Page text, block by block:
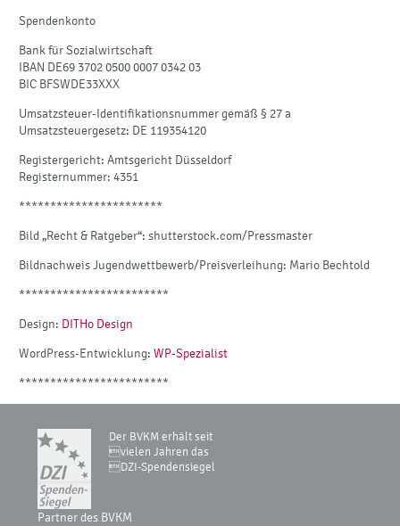
Spendenkonto
Bank für Sozialwirtschaft
IBAN DE69 3702 0500 0007 0342 03
BIC BFSWDE33XXX
Umsatzsteuer-Identifikationsnummer gemäß § 27 a
Umsatzsteuergesetz: DE 119354120
Registergericht: Amtsgericht Düsseldorf
Registernummer: 4351
***********************
Bild „Recht & Ratgeber“: shutterstock.com/Pressmaster
Bildnachweis Jugendwettbewerb/Preisverleihung: Mario Bechtold
************************
Design: DITHo Design
WordPress-Entwicklung: WP-Spezialist
************************
Der BVKM erhält seit
vielen Jahren das
DZI-Spendensiegel
Partner des BVKM